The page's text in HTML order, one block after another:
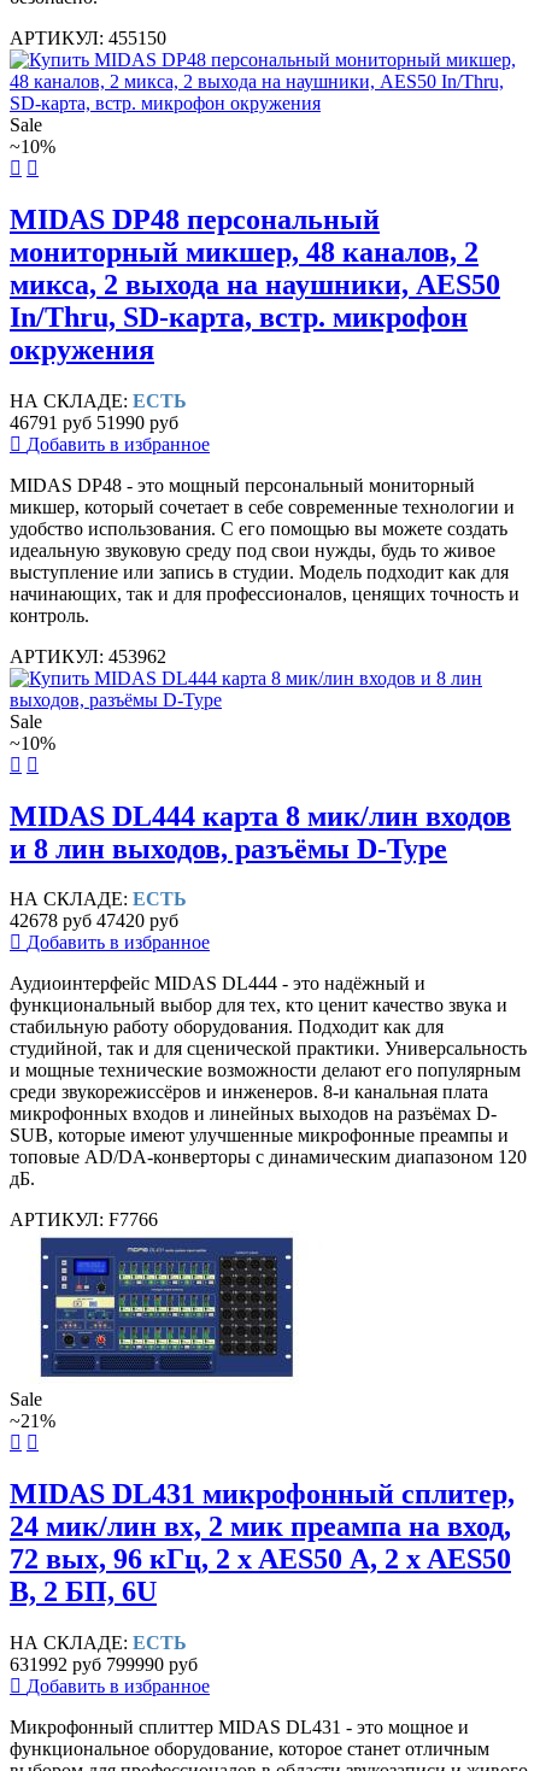
АРТИКУЛ: 455150
Sale
~10%
MIDAS DP48 персональный
мониторный микшер, 48 каналов, 2
микса, 2 выхода на наушники, AES50
In/Thru, SD-карта, встр. микрофон
окружения
НА СКЛАДЕ: ЕСТЬ
46791 руб 51990 руб
Добавить в избранное
MIDAS DP48 - это мощный персональный мониторный
микшер, который сочетает в себе современные технологии и
удобство использования. С его помощью вы можете создать
идеальную звуковую среду под свои нужды, будь то живое
выступление или запись в студии. Модель подходит как для
начинающих, так и для профессионалов, ценящих точность и
контроль.
АРТИКУЛ: 453962
Sale
~10%
MIDAS DL444 карта 8 мик/лин входов
и 8 лин выходов, разъёмы D-Type
НА СКЛАДЕ: ЕСТЬ
42678 руб 47420 руб
Добавить в избранное
Аудиоинтерфейс MIDAS DL444 - это надёжный и
функциональный выбор для тех, кто ценит качество звука и
стабильную работу оборудования. Подходит как для
студийной, так и для сценической практики. Универсальность
и мощные технические возможности делают его популярным
среди звукорежиссёров и инженеров. 8-и канальная плата
микрофонных входов и линейных выходов на разъёмах D-
SUB, которые имеют улучшенные микрофонные преампы и
топовые AD/DA-конверторы с динамическим диапазоном 120
дБ.
АРТИКУЛ: F7766
Sale
~21%
MIDAS DL431 микрофонный сплитер,
24 мик/лин вх, 2 мик преампа на вход,
72 вых, 96 кГц, 2 x AES50 А, 2 x AES50
B, 2 БП, 6U
НА СКЛАДЕ: ЕСТЬ
631992 руб 799990 руб
Добавить в избранное
Микрофонный сплиттер MIDAS DL431 - это мощное и
функциональное оборудование, которое станет отличным